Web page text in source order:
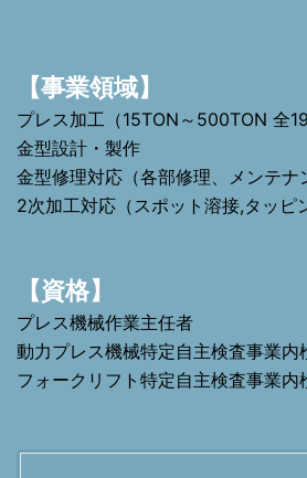
【事業領域】
プレス加工（15TON～500TON 全19
金型設計・製作
金型修理対応（各部修理、メンテナ
2次加工対応（スポット溶接,タッピ
【資格】
プレス機械作業主任者
動力プレス機械特定自主検査事業内
フォークリフト特定自主検査事業内